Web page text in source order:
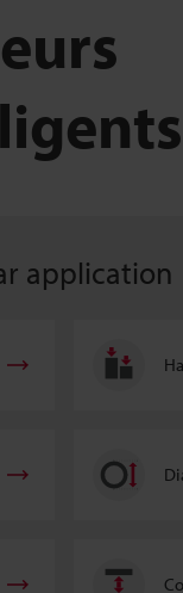
application